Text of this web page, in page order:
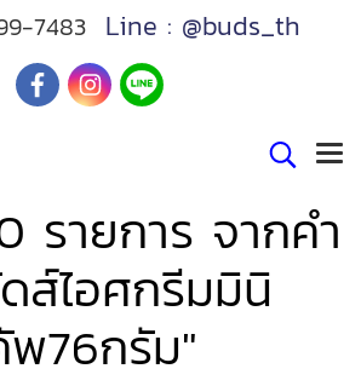
7483 Line : @buds_th
รายการ จากคำ
ส์ไอศกรีมมินิ
76กรัม"